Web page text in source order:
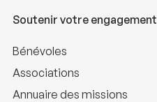
Soutenir votre engagement
Bénévoles
Associations
Annuaire des missions